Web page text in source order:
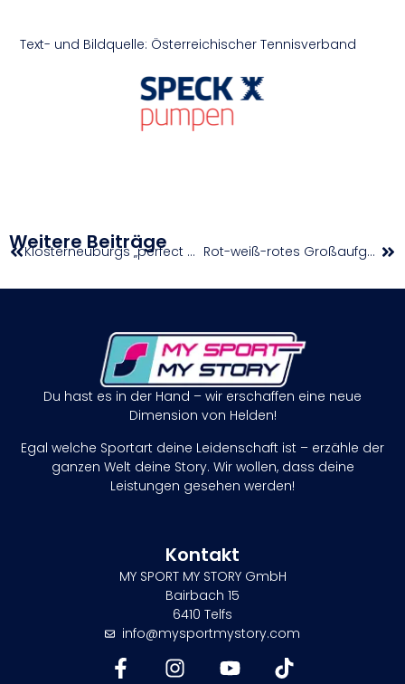
Text- und Bildquelle: Österreichischer Tennisverband
Weitere Beiträge Klosterneuburgs „perfect season“ – und eine Liga im Aufbruch Rot-weiß-rotes Großaufgebot an der Adria im Einsatz
Du hast es in der Hand – wir erschaffen eine neue
Dimension von Helden!
Egal welche Sportart deine Leidenschaft ist – erzähle der
ganzen Welt deine Story. Wir wollen, dass deine
Leistungen gesehen werden!
Kontakt
MY SPORT MY STORY GmbH
Bairbach 15
6410 Telfs
info@mysportmystory.com